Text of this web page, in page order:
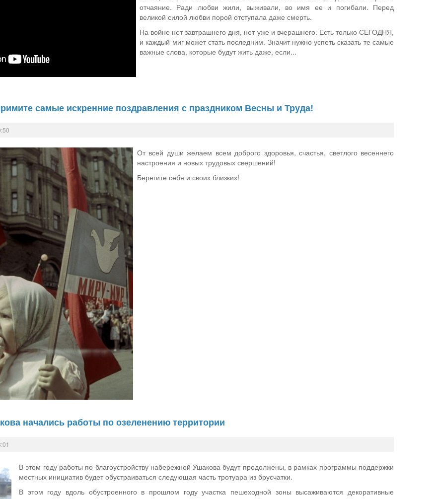
отчаяние. Ради любви жили, выживали, во имя ее и погибали. Перед
великой силой любви порой отступала даже смерть.
На войне нет завтрашнего дня, нет уже и вчерашнего. Есть только СЕГОДНЯ,
и каждый миг может стать последним. Значит нужно успеть сказать те самые
важные слова, которые будут жить даже, если...
самые искренние поздравления с праздником Весны и Труда!
От всей души желаем всем доброго здоровья, счастья, светлого весеннего
настроения и новых трудовых свершений!
Берегите себя и своих близких!
начались работы по озеленению территории
В этом году работы по благоустройству набережной Ушакова будут продолжены, в рамках программы поддержки
местных инициатив будет обустраиваться следующая часть тротуара из брусчатки.
В этом году вдоль обустроенного в прошлом году участка пешеходной зоны высаживаются декоративные